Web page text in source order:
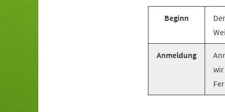
Beginn
Anmeldung
wir